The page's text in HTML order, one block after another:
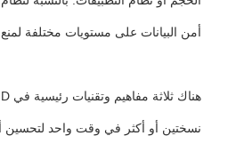
أمن البيانات على مستويات مختلفة لمنع
نسختين أو أكثر في وقت واحد لتحسين